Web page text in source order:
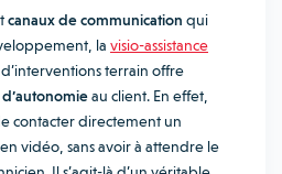
canaux de communication qui
la visio-assistance
terrain offre
au client. En effet,
contacter directement un
vidéo, sans avoir à attendre le